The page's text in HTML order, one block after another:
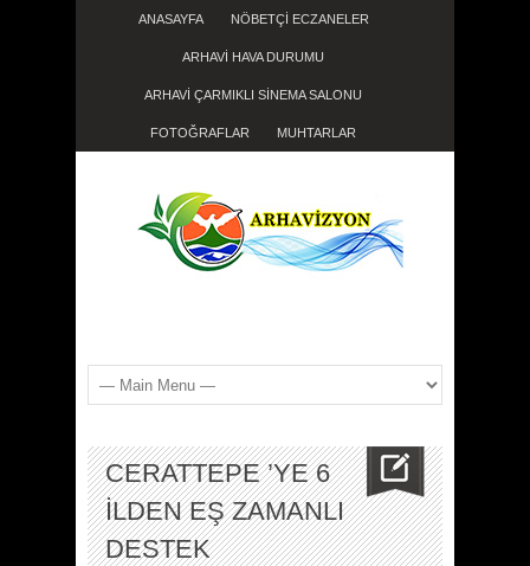
ANASAYFA NÖBETÇİ ECZANELER
ARHAVİ HAVA DURUMU
ARHAVİ ÇARMIKLI SİNEMA SALONU
FOTOĞRAFLAR MUHTARLAR
CERATTEPE ’YE 6
İLDEN EŞ ZAMANLI
DESTEK